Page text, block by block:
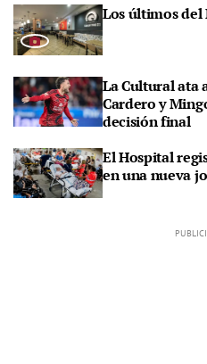
Los últimos del
La Cultural ata
Cardero y
decisión final
El Hospital
en una nueva